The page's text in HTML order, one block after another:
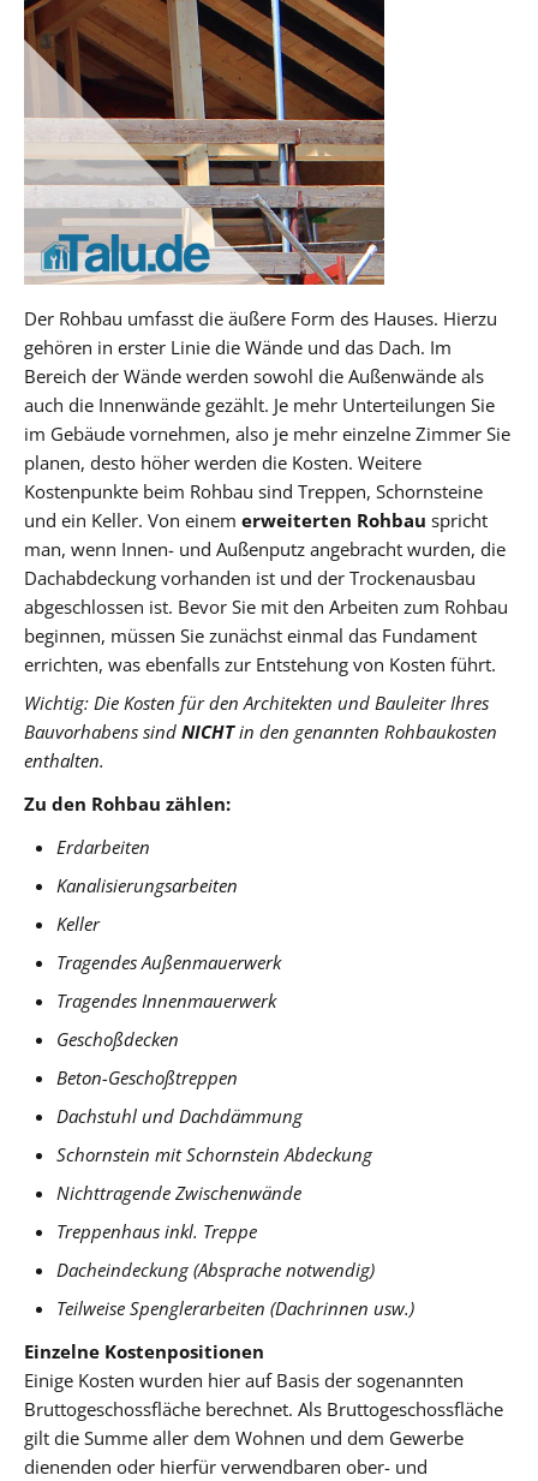
Der Rohbau umfasst die äußere Form des Hauses. Hierzu
gehören in erster Linie die Wände und das Dach. Im
Bereich der Wände werden sowohl die Außenwände als
auch die Innenwände gezählt. Je mehr Unterteilungen Sie
im Gebäude vornehmen, also je mehr einzelne Zimmer Sie
planen, desto höher werden die Kosten. Weitere
Kostenpunkte beim Rohbau sind Treppen, Schornsteine
und ein Keller. Von einem erweiterten Rohbau spricht
man, wenn Innen- und Außenputz angebracht wurden, die
Dachabdeckung vorhanden ist und der Trockenausbau
abgeschlossen ist. Bevor Sie mit den Arbeiten zum Rohbau
beginnen, müssen Sie zunächst einmal das Fundament
errichten, was ebenfalls zur Entstehung von Kosten führt.
Wichtig: Die Kosten für den Architekten und Bauleiter Ihres
Bauvorhabens sind NICHTin den genannten Rohbaukosten
enthalten.
Zu den Rohbau zählen:
Erdarbeiten
Kanalisierungsarbeiten
Keller
Tragendes Außenmauerwerk
Tragendes Innenmauerwerk
Geschoßdecken
Beton-Geschoßtreppen
Dachstuhl und Dachdämmung
Schornstein mit Schornstein Abdeckung
Nichttragende Zwischenwände
Treppenhaus inkl. Treppe
Dacheindeckung (Absprache notwendig)
Teilweise Spenglerarbeiten (Dachrinnen usw.)
Einzelne Kostenpositionen
Einige Kosten wurden hier auf Basis der sogenannten
Bruttogeschossfläche berechnet. Als Bruttogeschossfläche
gilt die Summe aller dem Wohnen und dem Gewerbe
dienenden oder hierfür verwendbaren ober- und